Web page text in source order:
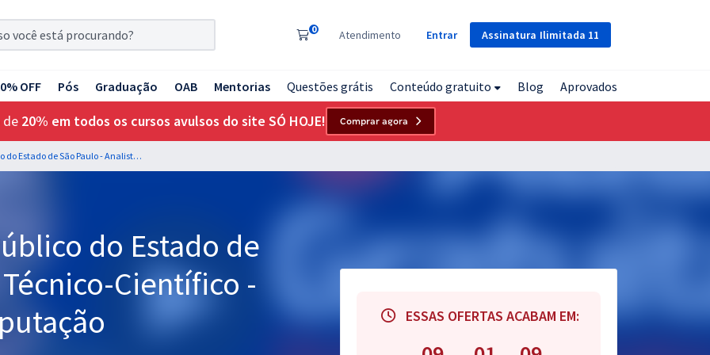
Assinatura Ilimitada 11
0 Atendimento Entrar
OFF Pós Graduação OAB Mentorias Questões grátis Conteúdo gratuito Blog Aprovados
de 20% em todos os cursos avulsos do site SÓ HOJE! Comprar agora
MP SP - Ministério Público do Estado de São Paulo - Analista Técnico-Científico - Engenheiro da Computação
do Estado de
Científico -
ESSAS OFERTAS ACABAM EM: